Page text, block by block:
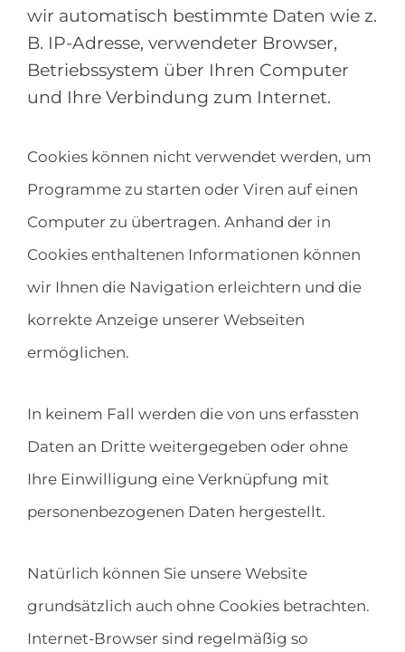
wir automatisch bestimmte Daten wie z.
B. IP-Adresse, verwendeter Browser,
Betriebssystem über Ihren Computer
und Ihre Verbindung zum Internet.
Cookies können nicht verwendet werden, um
Programme zu starten oder Viren auf einen
Computer zu übertragen. Anhand der in
Cookies enthaltenen Informationen können
wir Ihnen die Navigation erleichtern und die
korrekte Anzeige unserer Webseiten
ermöglichen.
In keinem Fall werden die von uns erfassten
Daten an Dritte weitergegeben oder ohne
Ihre Einwilligung eine Verknüpfung mit
personenbezogenen Daten hergestellt.
Natürlich können Sie unsere Website
grundsätzlich auch ohne Cookies betrachten.
Internet-Browser sind regelmäßig so